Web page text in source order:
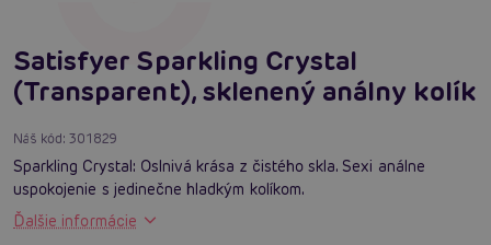
Satisfyer Sparkling Crystal
(Transparent), sklenený análny kolík
Náš kód:301829
Sparkling Crystal: Oslnivá krása z čistého skla. Sexi análne
uspokojenie s jedinečne hladkým kolíkom.
Ďalšie informácie